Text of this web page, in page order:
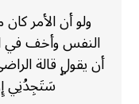
ولو أن الأمر
النفس وأخف في
أن يقول قالة
سَتَجِدُنِي